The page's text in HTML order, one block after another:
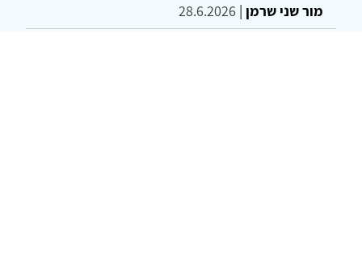
מור שני שרמן |
28.6.2026